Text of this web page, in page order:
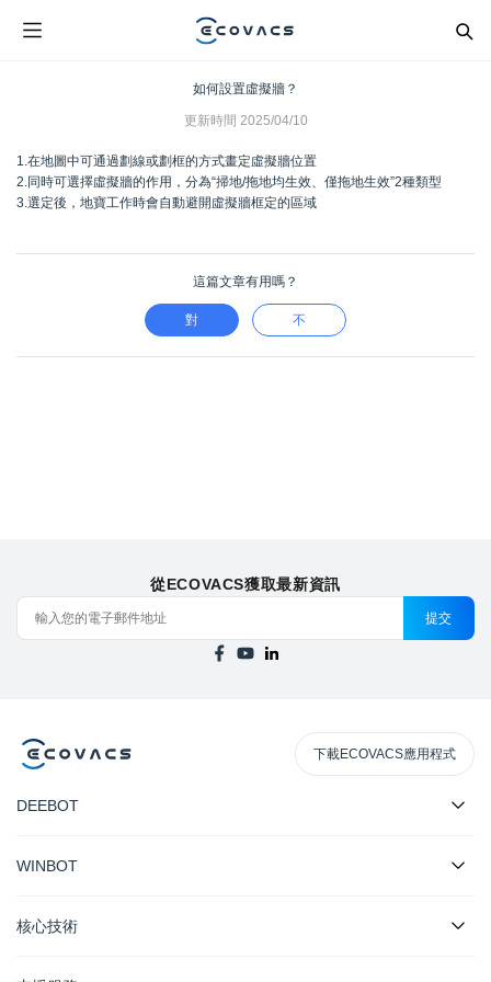
如何設置虛擬牆？
更新時間 2025/04/10
1.在地圖中可通過劃線或劃框的方式畫定虛擬牆位置
2.同時可選擇虛擬牆的作用，分為“掃地/拖地均生效、僅拖地生效”2種類型
3.選定後，地寶工作時會自動避開虛擬牆框定的區域
這篇文章有用嗎？
對 不
從ECOVACS獲取最新資訊
提交
下載ECOVACS應用程式
DEEBOT
WINBOT
核心技術